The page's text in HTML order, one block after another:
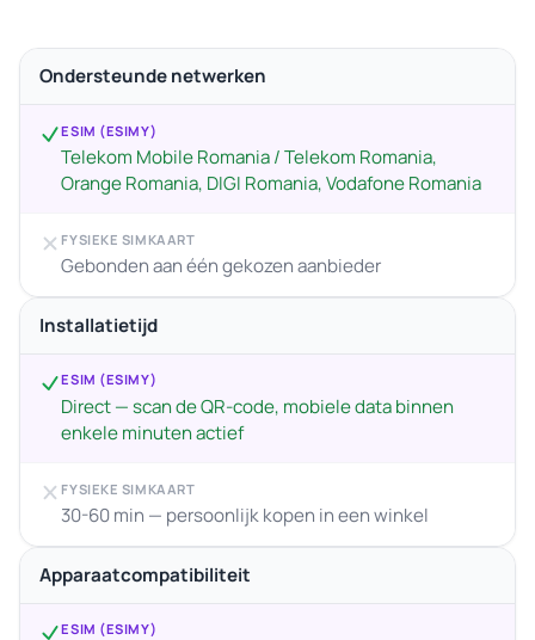
Ondersteunde netwerken
ESIM (ESIMY)
Telekom Mobile Romania / Telekom Romania,
Orange Romania, DIGI Romania, Vodafone Romania
FYSIEKE SIMKAART
Gebonden aan één gekozen aanbieder
Installatietijd
ESIM (ESIMY)
Direct — scan de QR-code, mobiele data binnen
enkele minuten actief
FYSIEKE SIMKAART
30-60 min — persoonlijk kopen in een winkel
Apparaatcompatibiliteit
ESIM (ESIMY)